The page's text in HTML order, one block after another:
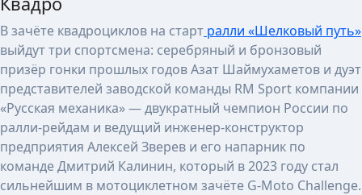
В зачёте квадроциклов на старт ралли «Шелковый путь»
выйдут три спортсмена: серебряный и бронзовый
призёр гонки прошлых годов Азат Шаймухаметов и дуэт
представителей заводской команды RM Sport компании
«Русская механика» — двукратный чемпион России по
ралли-рейдам и ведущий инженер-конструктор
предприятия Алексей Зверев и его напарник по
команде Дмитрий Калинин, который в 2023 году стал
сильнейшим в мотоциклетном зачёте G-Moto Challenge.